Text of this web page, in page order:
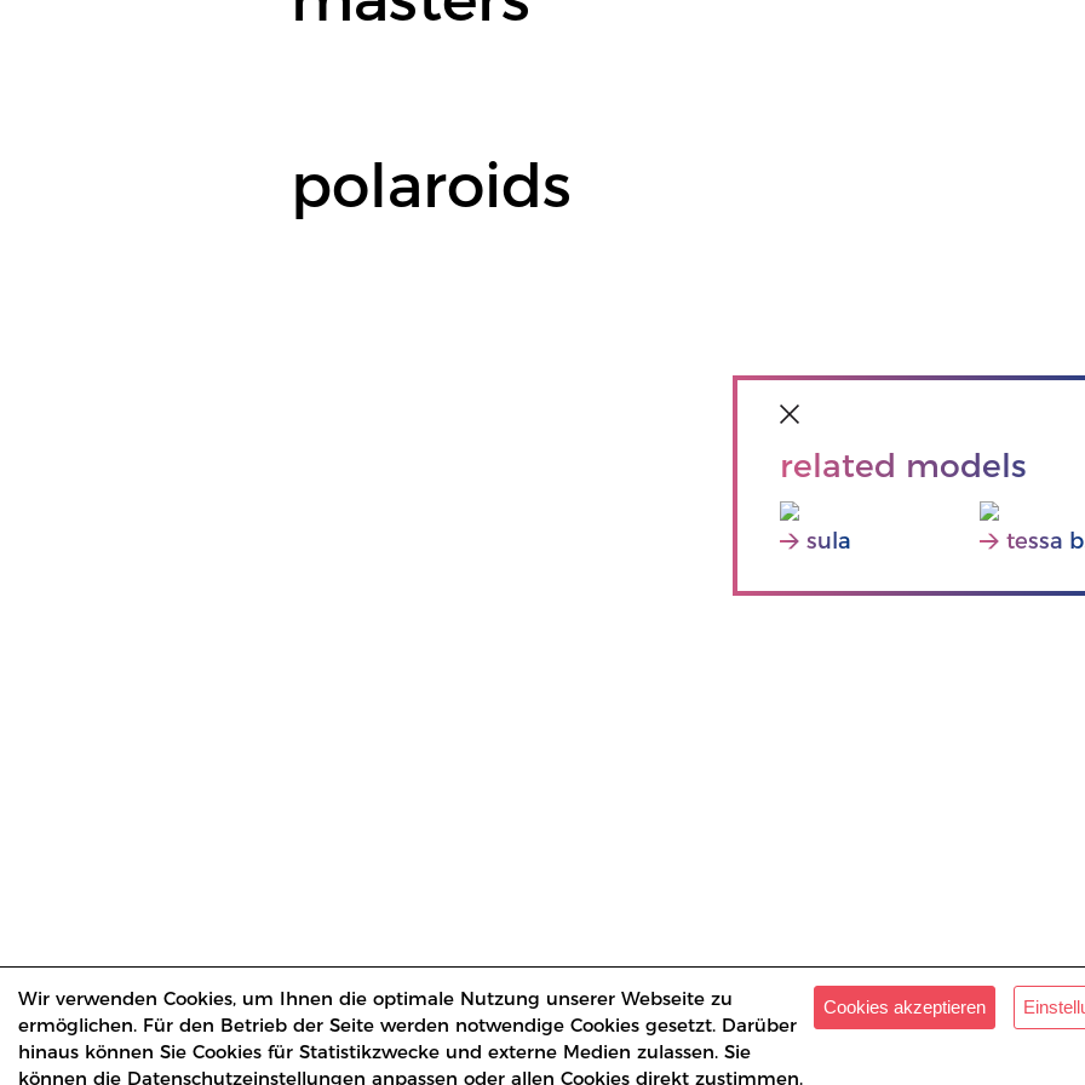
polaroids
related models
sula tessa
Wir verwenden Cookies, um Ihnen die optimale Nutzung unserer Webseite zu
ermöglichen. Für den Betrieb der Seite werden notwendige Cookies gesetzt. Darüber
hinaus können Sie Cookies für Statistikzwecke und externe Medien zulassen. Sie
können die Datenschutzeinstellungen anpassen oder allen Cookies direkt zustimmen.
Cookies akzeptieren